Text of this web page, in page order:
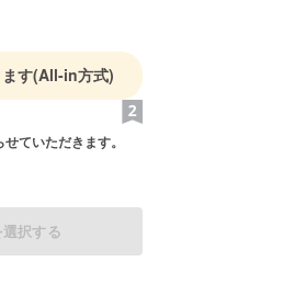
す(All-in方式)
ていただきます。
択する